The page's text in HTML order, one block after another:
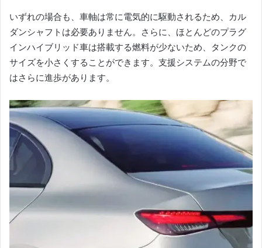
いずれの場合も、車軸は常に電気的に駆動されるため、カル
ダンシャフトは必要ありません。
さらに、ほとんどのプラグ
インハイブリッド車は搭載する燃料が少ないため、タンクの
サイズを小さくすることができます。 支援システムの分野で
はさらに進歩があります。